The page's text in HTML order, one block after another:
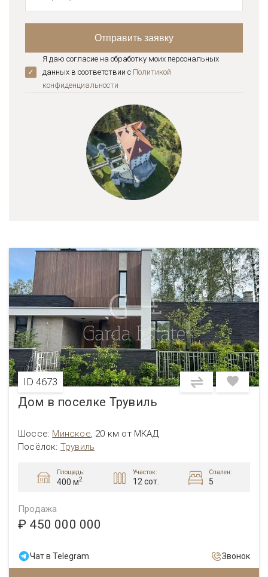
Я даю согласие на обработку моих персональных
данных в соответствии с Политикой
конфиденциальноcти
ID 4673
Дом в поселке Трувиль
Шоссе: Минское, 20 км от МКАД
Посёлок: Трувиль
Площадь:
400 м2
Участок:
12 сот.
Спален:
5
Продажа
₽ 450 000 000
Чат в Telegram Звонок